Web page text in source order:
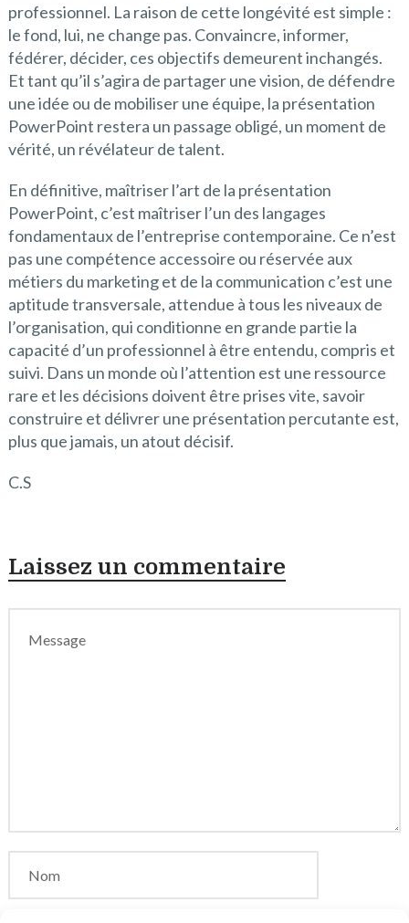
professionnel. La raison de cette longévité est simple :
le fond, lui, ne change pas. Convaincre, informer,
fédérer, décider, ces objectifs demeurent inchangés.
Et tant qu’il s’agira de partager une vision, de défendre
une idée ou de mobiliser une équipe, la présentation
PowerPoint restera un passage obligé, un moment de
vérité, un révélateur de talent.
En définitive, maîtriser l’art de la présentation
PowerPoint, c’est maîtriser l’un des langages
fondamentaux de l’entreprise contemporaine. Ce n’est
pas une compétence accessoire ou réservée aux
métiers du marketing et de la communication c’est une
aptitude transversale, attendue à tous les niveaux de
l’organisation, qui conditionne en grande partie la
capacité d’un professionnel à être entendu, compris et
suivi. Dans un monde où l’attention est une ressource
rare et les décisions doivent être prises vite, savoir
construire et délivrer une présentation percutante est,
plus que jamais, un atout décisif.
C.S
Laissez un commentaire